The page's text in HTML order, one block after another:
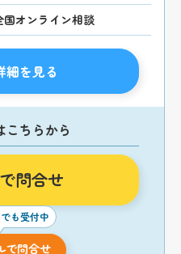
国オンライン相談
細を見る
こちらから
問合せ
も受付中
で問合せ